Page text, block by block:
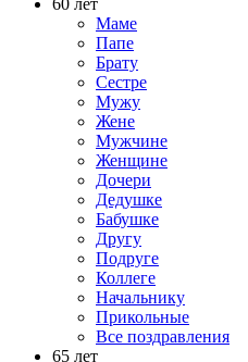
60 лет
Маме
Папе
Брату
Сестре
Мужу
Жене
Мужчине
Женщине
Дочери
Дедушке
Бабушке
Другу
Подруге
Коллеге
Начальнику
Прикольные
Все поздравления
65 лет